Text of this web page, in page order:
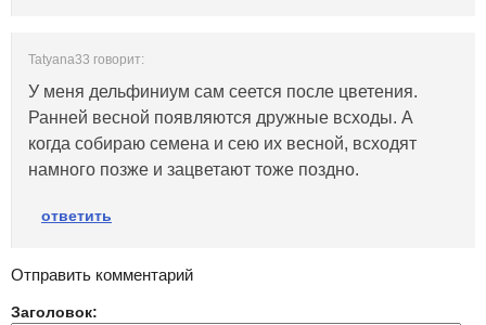
Tatyana33 говорит:
У меня дельфиниум сам сеется после цветения.
Ранней весной появляются дружные всходы. А
когда собираю семена и сею их весной, всходят
намного позже и зацветают тоже поздно.
ответить
Отправить комментарий
Заголовок: